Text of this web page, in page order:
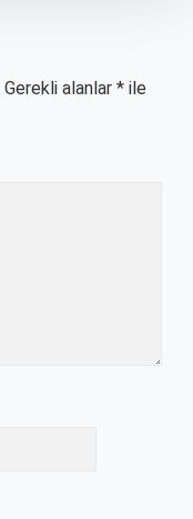
Gerekli alanlar * ile